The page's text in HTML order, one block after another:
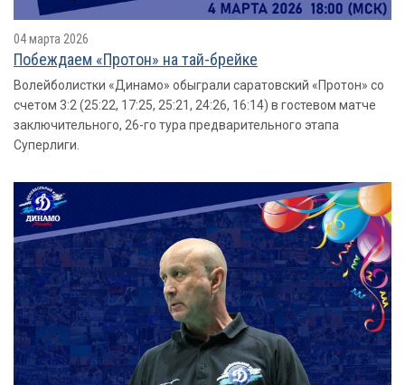
04 марта 2026
Побеждаем «Протон» на тай-брейке
Волейболистки «Динамо» обыграли саратовский «Протон» со
счетом 3:2 (25:22, 17:25, 25:21, 24:26, 16:14) в гостевом матче
заключительного, 26-го тура предварительного этапа
Суперлиги.